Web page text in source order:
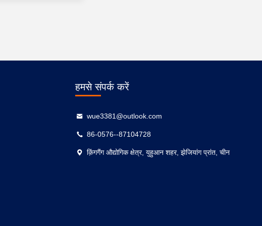
हमसे संपर्क करें
wue3381@outlook.com
86-0576--87104728
क़िंगगैंग औद्योगिक क्षेत्र, युहुआन शहर, झेजियांग प्रांत, चीन